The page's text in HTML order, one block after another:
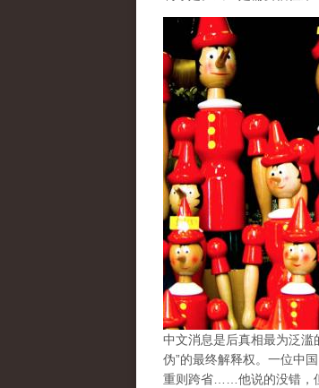
中文消息是后真相最为泛滥
伪”的最终解释权。一位中
重则跨省……他说的没错，